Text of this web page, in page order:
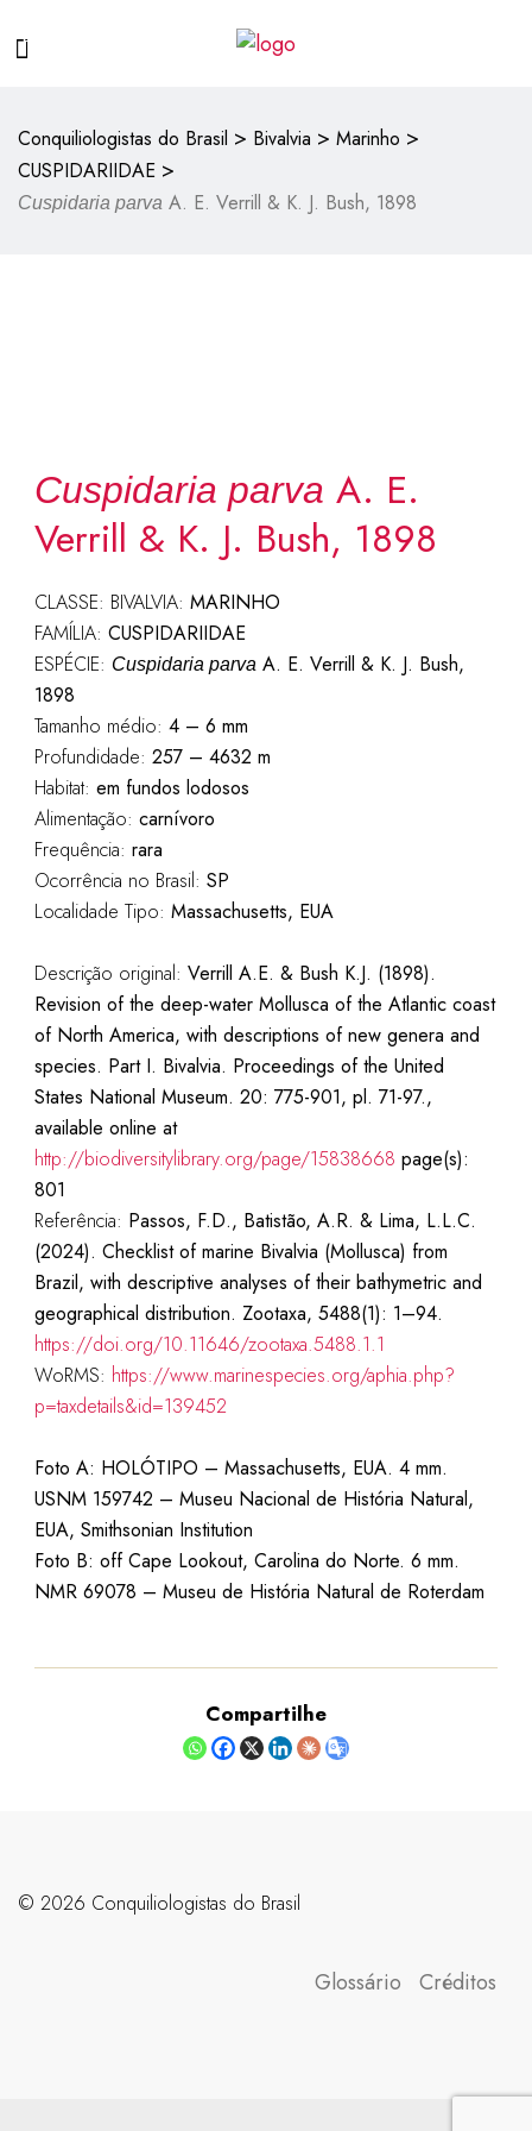
Conquiliologistas do Brasil > Bivalvia > Marinho >
CUSPIDARIIDAE >
Cuspidaria parva A. E. Verrill & K. J. Bush, 1898
Cuspidaria parva A. E.
Verrill & K. J. Bush, 1898
CLASSE: BIVALVIA: MARINHO
FAMÍLIA: CUSPIDARIIDAE
ESPÉCIE: Cuspidaria parvaA. E. Verrill & K. J. Bush,
1898
Tamanho médio: 4 – 6 mm
Profundidade: 257 – 4632 m
Habitat: em fundos lodosos
Alimentação: carnívoro
Frequência: rara
Ocorrência no Brasil: SP
Localidade Tipo: Massachusetts, EUA
Descrição original: Verrill A.E. & Bush K.J. (1898).
Revision of the deep-water Mollusca of the Atlantic coast
of North America, with descriptions of new genera and
species. Part I. Bivalvia. Proceedings of the United
States National Museum. 20: 775-901, pl. 71-97.,
available online at
http://biodiversitylibrary.org/page/15838668 page(s):
801
Referência: Passos, F.D., Batistão, A.R. & Lima, L.L.C.
(2024). Checklist of marine Bivalvia (Mollusca) from
Brazil, with descriptive analyses of their bathymetric and
geographical distribution. Zootaxa, 5488(1): 1–94.
https://doi.org/10.11646/zootaxa.5488.1.1
WoRMS: https://www.marinespecies.org/aphia.php?
p=taxdetails&id=139452
Foto A: HOLÓTIPO – Massachusetts, EUA. 4 mm.
USNM 159742 – Museu Nacional de História Natural,
EUA, Smithsonian Institution
Foto B: off Cape Lookout, Carolina do Norte. 6 mm.
NMR 69078 – Museu de História Natural de Roterdam
Compartilhe
©️ 2026 Conquiliologistas do Brasil
Glossário Créditos